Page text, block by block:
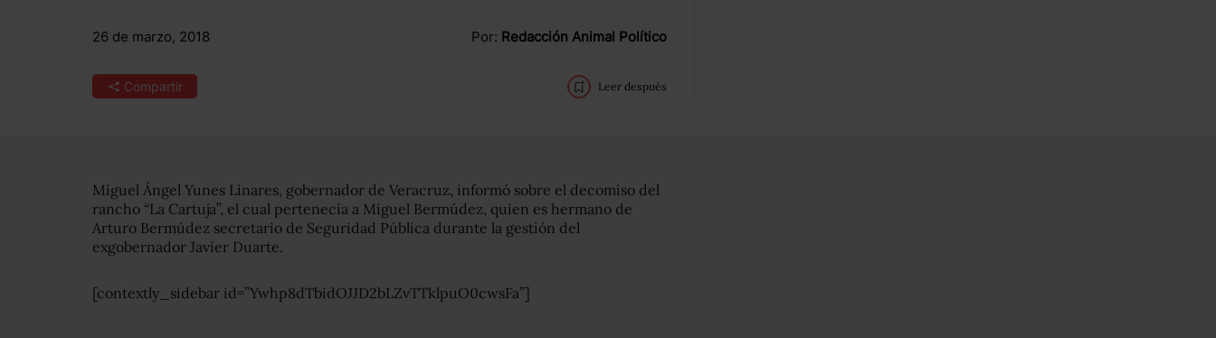
26 de marzo, 2018 Por: Redacción Animal Político
Compartir Leer después
Miguel Ángel Yunes Linares, gobernador de Veracruz, informó sobre el decomiso del
rancho “La Cartuja”, el cual pertenecía a Miguel Bermúdez, quien es hermano de
Arturo Bermúdez secretario de Seguridad Pública durante la gestión del
exgobernador Javier Duarte.
[contextly_sidebar id=”Ywhp8dTbidOJJD2bLZvTTklpuO0cwsFa”]